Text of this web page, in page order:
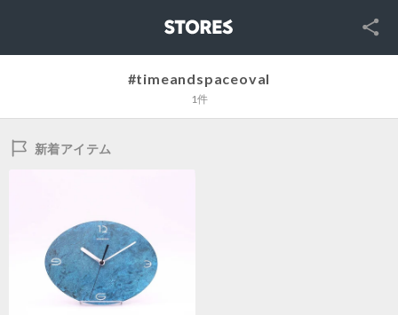
SNS
#timeandspaceoval
1件
新着アイテム